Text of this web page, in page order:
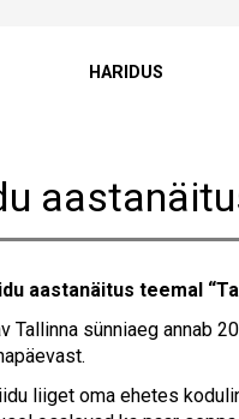
HARIDUS
aastanäitus teemal
sünniaeg annab
liiget oma ehetes